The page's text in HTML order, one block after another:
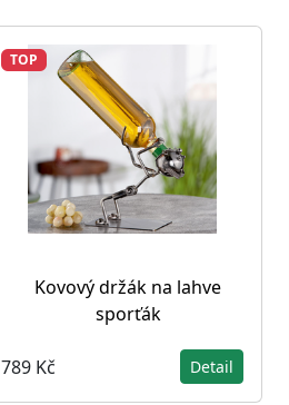
TOP
Kovový držák na lahve
sporťák
789 Kč Detail